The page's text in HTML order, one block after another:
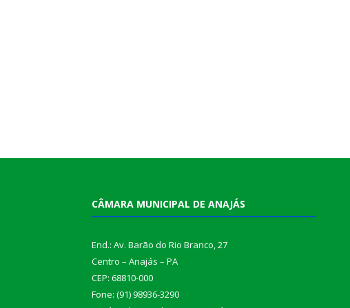
CÂMARA MUNICIPAL DE ANAJÁS
End.: Av. Barão do Rio Branco, 27
Centro – Anajás – PA
CEP: 68810-000
Fone: (91) 98936-3290